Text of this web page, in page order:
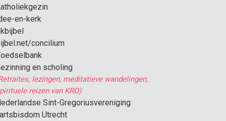
en-kerk
concilium
en scholing
lezingen, meditatieve wandelingen,
reizen van KRO)
Sint-Gregoriusvereniging
Utrecht